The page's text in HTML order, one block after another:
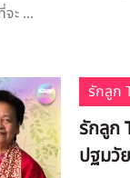
ะ ...
รักลูก
รักลูก
ปฐมวัย